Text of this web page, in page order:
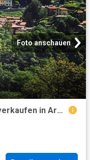
Foto anschauen
Luxus Apartment mit 140 m2 zu verkaufen in Arosio, Tessin